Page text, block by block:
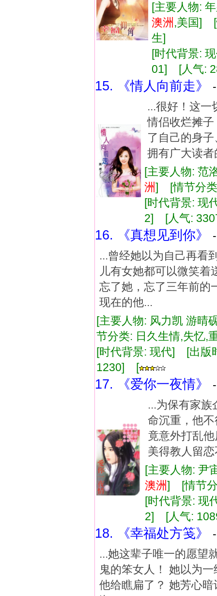
[主要人物:
澳洲 ,美国] [
生]
[时代背景:
01] [人气:
15. 《情人向前走》
...很好！这一
情侣收烂摊子
了自己的身
拥有广大读
[主要人物: 范
洲] [情节分
[时代背景:
2] [人气:
16. 《真想见到你》
...曾经她以为自己再看
儿有女她都可以微笑
忘了她，忘了三年前的
现在的他...
[主要人物: 风力凯 游晴
节分类: 日久生情,失
[时代背景: 现代] [出
1230] [
17. 《爱你一夜情》
...为保有家族
命沉重，他
竟意外打乱
美得教人留
[主要人物: 尹
澳洲] [情节
[时代背景:
2] [人气:
18. 《幸福处方笺》
...她这辈子唯一的愿望
鬼的笨女人！ 她以为
他给瞧扁了？ 她芳心